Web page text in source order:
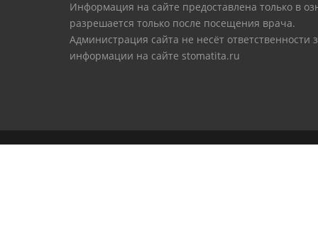
Информация на сайте предоставлена только в
разрешается только после посещения врача.
Администрация сайта не несёт
информации на сайте stomatita.ru